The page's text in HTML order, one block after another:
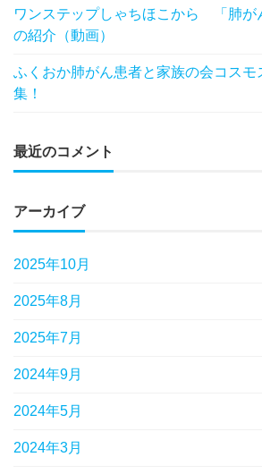
ワンステップしゃちほこから 「肺が
の紹介（動画）
ふくおか肺がん患者と家族の会コス
集！
最近のコメント
アーカイブ
2025年10月
2025年8月
2025年7月
2024年9月
2024年5月
2024年3月